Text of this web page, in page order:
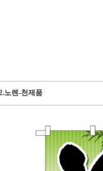
노렌-천제품